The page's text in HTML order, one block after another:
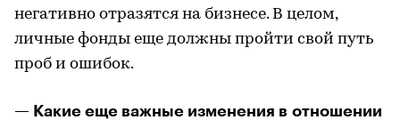
негативно отразятся на бизнесе. В целом,
личные фонды еще должны пройти свой путь
проб и ошибок.
— Какие еще важные изменения в отношении